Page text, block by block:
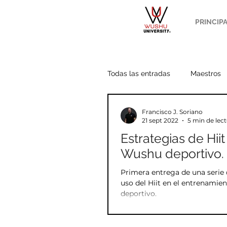
Todas las entradas Maestros
Wang Yang Potencias
Acondicionamiento
Estilo Chen
Estrategias de
Wushu deportivo.
Primera entrega de una serie
uso del Hiit en el
deportivo.
Francisco J. Soriano
21 sept 2022
5 min de